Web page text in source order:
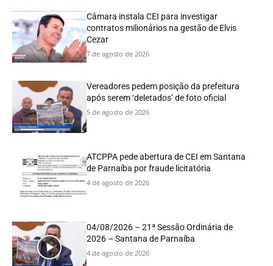
Câmara instala CEI para investigar
contratos milionários na gestão de Elvis
Cezar
7 de agosto de 2026
Vereadores pedem posição da prefeitura
após serem ‘deletados’ de foto oficial
5 de agosto de 2026
ATCPPA pede abertura de CEI em Santana
de Parnaíba por fraude licitatória
4 de agosto de 2026
04/08/2026 – 21ª Sessão Ordinária de
2026 – Santana de Parnaíba
4 de agosto de 2026